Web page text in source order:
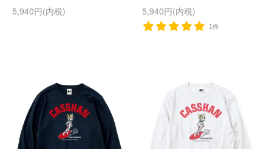
5,940円(内税)
5,940円(内税)
1件